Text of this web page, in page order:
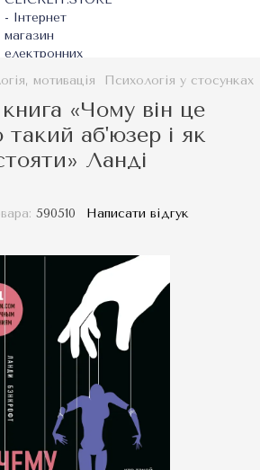
мотивація Психологія у стосунках
«Чому він це
такий аб'юзер і як
Ланді
590510 Написати відгук